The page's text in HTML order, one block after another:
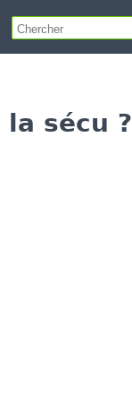
sécu ?